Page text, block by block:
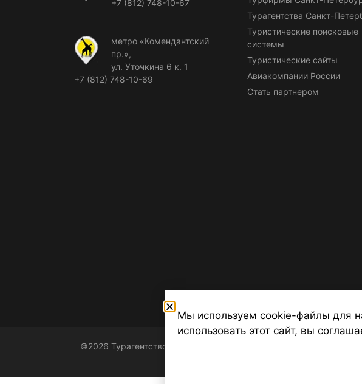
+7 (812) 748-10-67
метро «Комендантский
пр.»,
ул. Уточкина 6 к. 1
+7 (812) 748-10-69
Турагентства Санкт-
Туристические поисковые
системы
Туристические сайты
Авиакомпании России
Стать партнером
©2026 Турагентство Турсфера - Поиск туров от надежных
Мы используем cookie-файлы для
использовать этот сайт, вы